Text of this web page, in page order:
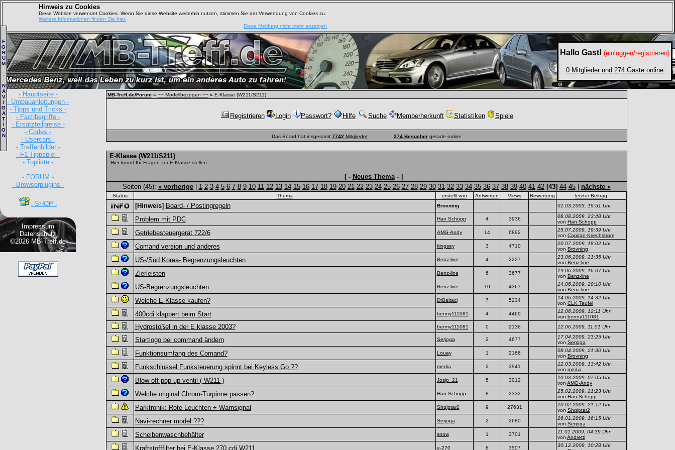
Hinweis zu Cookies
Diese Website verwendet Cookies. Wenn Sie diese Website weiterhin nutzen, stimmen Sie der Verwendung von Cookies zu.
Weitere Informationen finden Sie hier.
Diese Meldung nicht mehr anzeigen
Hallo Gast! (einloggen/registrieren)
0 Mitglieder und 274 Gäste online
- Hauptseite -
- Umbauanleitungen -
- Tipps und Tricks -
- Fachbegriffe -
- Ersatzteilpreise -
- Codes -
- Usercars -
- Treffenbilder -
- F1-Tippspiel -
- Topliste -
- FORUM -
- Browserplugins -
- SHOP -
Impressum
Datenschutz
©2026 MB-Treff.de
F
O
R
U
M
-
N
A
V
I
G
A
T
I
O
N
MB-Treff.de/Forum » ~~ Modellbezogen ~~ » E-Klasse (W211/S211)
Registrieren Login Passwort? Hilfe Suche Memberherkunft Statistiken Spiele
Das Board hat insgesamt:7742 Mitglieder 274 Besuchergerade online
E-Klasse (W211/S211)
Hier könnt Ihr Fragen zur E-Klasse stellen.
[ - Neues Thema- ]
Seiten (45): « vorherige 1 2 3 4 5 6 7 8 9 10 11 12 13 14 15 16 17 18 19 20 21 22 23 24 25 26 27 28 29 30 31 32 33 34 35 36 37 38 39 40 41 42 [43] 44 45| nächste »
Status Thema erstellt von Antworten Views Bewertung letzter Beitrag
[Hinweis] Board- / Postingregeln Brovning 01.03.2003, 19:51 Uhr
Problem mit PDC Han Schopp 4 3936
08.08.2009, 23:48 Uhr
von Han Schopp
Getriebesteuergerät 722/6 AMG-Andy 14 6892
25.07.2009, 19:39 Uhr
von Capitan-Kriechstrom
Comand version und anderes kingsey 3 4710
20.07.2009, 18:02 Uhr
von Brovning
US-/Süd Korea- Begrenzungsleuchten Benz-line 4 2227
23.06.2009, 21:35 Uhr
von Benz-line
Zierleisten Benz-line 6 3677
19.06.2009, 16:07 Uhr
von Benz-line
US-Begrenzungsleuchten Benz-line 10 4367
14.06.2009, 20:10 Uhr
von Benz-line
Welche E-Klasse kaufen? DrBaltaci 7 5234
14.06.2009, 14:32 Uhr
von CLK Teufel
400cdi klappert beim Start benny111081 4 4469
12.06.2009, 12:11 Uhr
von benny111081
Hydrostößel in der E klasse 2003? benny111081 0 2136 12.06.2009, 11:51 Uhr
Startlogo bei command ändern Serjoga 2 4677
17.04.2009, 23:25 Uhr
von Serjoga
Funktionsumfang des Comand? Louay 1 2166
08.04.2009, 21:30 Uhr
von Brovning
Funkschlüssel Funksteuerung spinnt bei Keyless Go ?? media 2 3941
12.03.2009, 13:42 Uhr
von media
Blow off pop up ventil ( W211 ) Josip_21 5 3012
10.03.2009, 07:05 Uhr
von AMG-Andy
Welche original Chrom-Türpinne passen? Han Schopp 8 2332
25.02.2009, 21:23 Uhr
von Han Schopp
Parktronik: Rote Leuchten + Warnsignal Shqiptar2 9 27631
10.02.2009, 21:12 Uhr
von Shqiptar2
Navi-rechner model ??? Serjoga 2 2680
26.01.2009, 16:15 Uhr
von Serjoga
Scheibenwaschbehälter snow 1 3701
11.01.2009, 04:39 Uhr
von Andretti
Kraftstofffilter bei E-Klasse 270 cdi W211 e-270 6 3507
30.12.2008, 10:28 Uhr